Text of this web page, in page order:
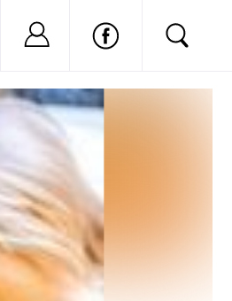
Nu ai cont?